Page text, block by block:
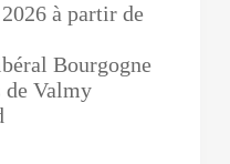
à partir de
Bourgogne
de Valmy